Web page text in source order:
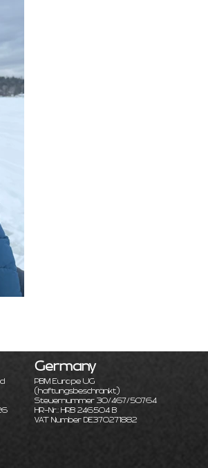
Germany
PBM Europe UG
(haftungsbeschränkt)
Steuernummer 30/467/50764
HR-Nr.: HRB 246504 B
VAT Number DE370271882